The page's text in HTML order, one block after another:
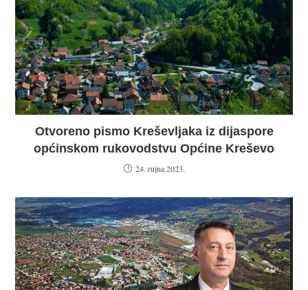
Otvoreno pismo Kreševljaka iz dijaspore
općinskom rukovodstvu Općine Kreševo
24. rujna 2023.